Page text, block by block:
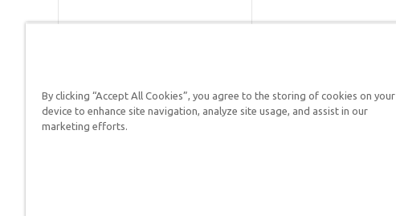
Respuestas en Génesis es un
defender su fe y proclamar el
By clicking “Accept All Cookies”, you agree to the storing of cookies on your
device to enhance site navigation, analyze site usage, and assist in our
marketing efforts.